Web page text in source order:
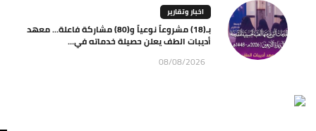
اخبار وتقارير
بـ(18) مشروعاً نوعياً و(80) مشاركة فاعلة… معهد
أديبات الطف يعلن حصيلة خدماته في...
08/08/2026